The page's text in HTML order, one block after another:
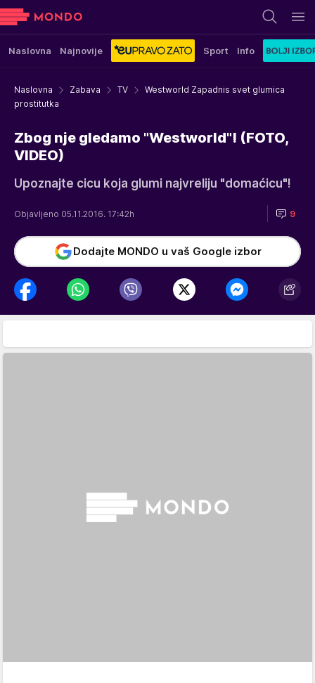
Naslovna Najnovije Sport Info
Naslovna Zabava TV
Westworld Zapadnis svet glumica
prostitutka
Zbog nje gledamo "Westworld"! (FOTO,
VIDEO)
Upoznajte cicu koja glumi najvreliju "domaćicu"!
Objavljeno 05.11.2016. 17:42h 9
Dodajte MONDO u vaš Google izbor